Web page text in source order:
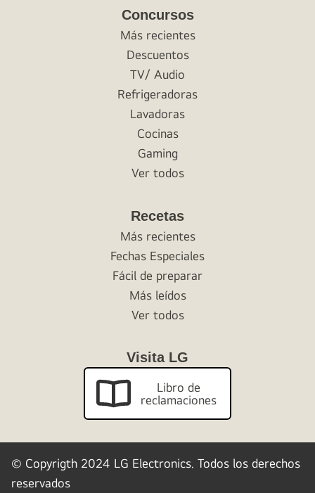
Concursos
Más recientes
Descuentos
TV/ Audio
Refrigeradoras
Lavadoras
Cocinas
Gaming
Ver todos
Recetas
Más recientes
Fechas Especiales
Fácil de preparar
Más leídos
Ver todos
Visita LG
Libro de
reclamaciones
© Copyrigth 2024 LG Electronics. Todos los derechos
reservados